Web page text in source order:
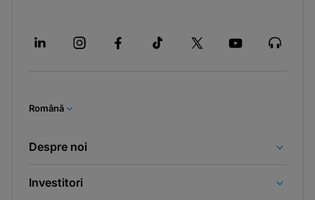
Română
Despre noi
Investitori